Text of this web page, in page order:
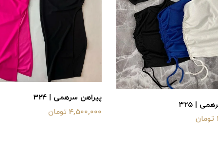
| ۳۲۵
پیراهن سرهمی | ۳۲۴
4,500,000 تومان